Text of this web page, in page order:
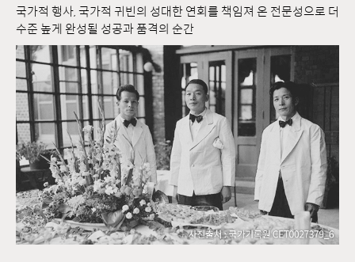
국가적 행사, 국가적 귀빈의 성대한 연회를 책임져 온 전문성으로 더
수준 높게 완성될 성공과 품격의 순간